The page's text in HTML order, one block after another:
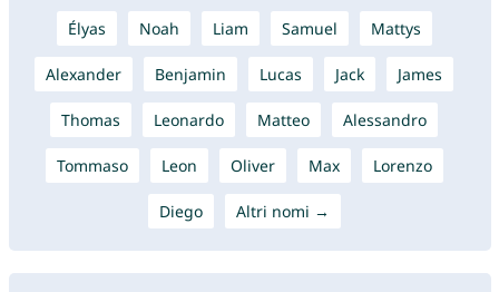
Élyas Noah Liam Samuel Mattys
Alexander Benjamin Lucas Jack James
Thomas Leonardo Matteo Alessandro
Tommaso Leon Oliver Max Lorenzo
Diego Altri nomi →